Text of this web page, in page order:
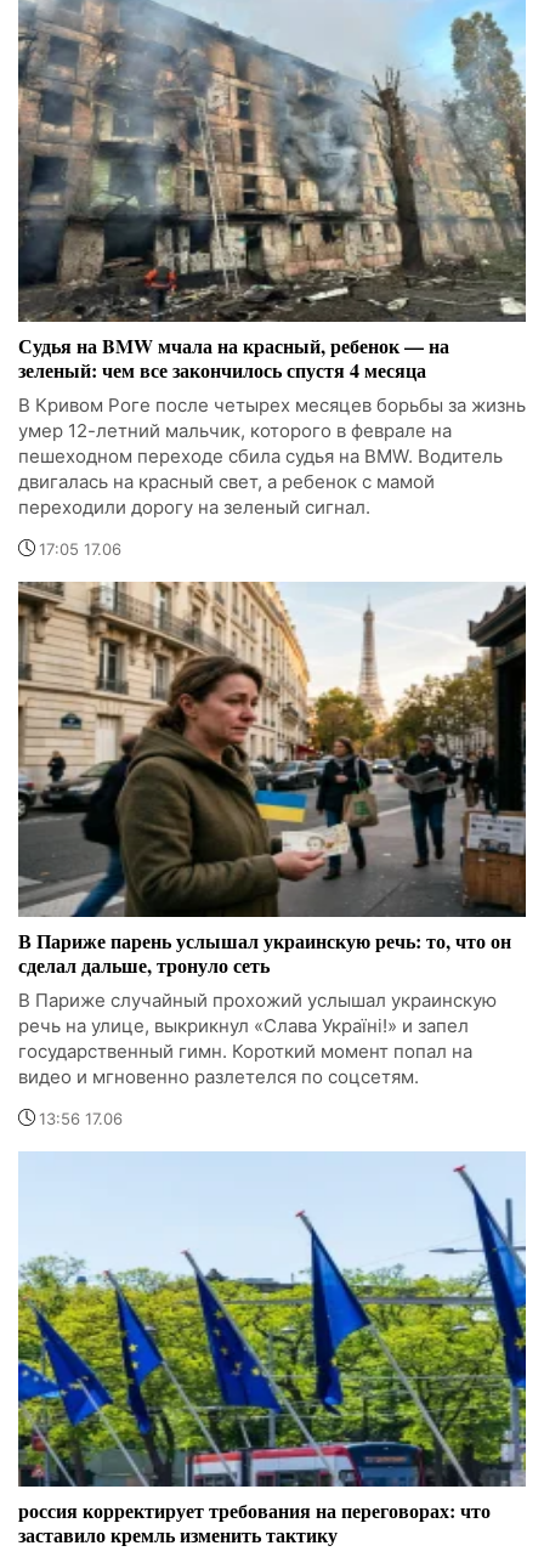
Судья на BMW мчала на красный, ребенок — на
зеленый: чем все закончилось спустя 4 месяца
В Кривом Роге после четырех месяцев борьбы за жизнь
умер 12-летний мальчик, которого в феврале на
пешеходном переходе сбила судья на BMW. Водитель
двигалась на красный свет, а ребенок с мамой
переходили дорогу на зеленый сигнал.
17:05 17.06
В Париже парень услышал украинскую речь: то, что он
сделал дальше, тронуло сеть
В Париже случайный прохожий услышал украинскую
речь на улице, выкрикнул «Слава Україні!» и запел
государственный гимн. Короткий момент попал на
видео и мгновенно разлетелся по соцсетям.
13:56 17.06
россия корректирует требования на переговорах: что
заставило кремль изменить тактику